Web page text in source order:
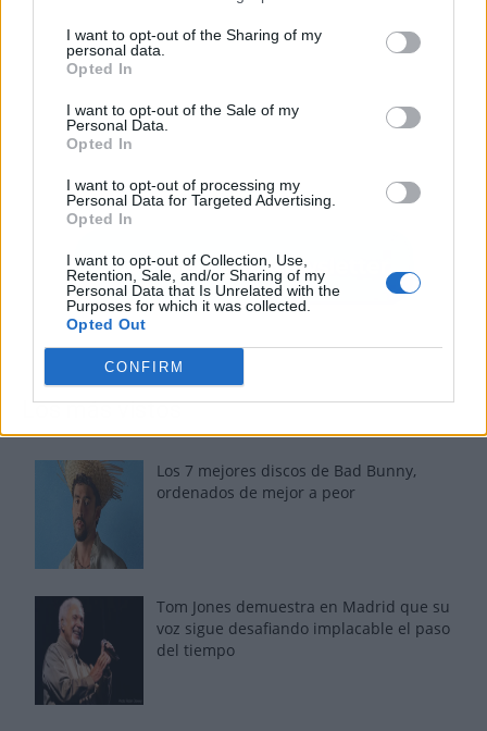
I want to opt-out of the Sharing of my
personal data.
Opted In
I want to opt-out of the Sale of my
Personal Data.
Opted In
I want to opt-out of processing my
Personal Data for Targeted Advertising.
Opted In
I want to opt-out of Collection, Use,
Retention, Sale, and/or Sharing of my
Personal Data that Is Unrelated with the
Purposes for which it was collected.
Opted Out
CONFIRM
Los más vistos
Los 7 mejores discos de Bad Bunny,
ordenados de mejor a peor
Tom Jones demuestra en Madrid que su
voz sigue desafiando implacable el paso
del tiempo